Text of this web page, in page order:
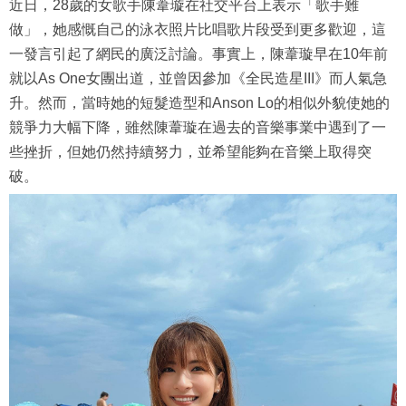
近日，28歲的女歌手陳葦璇在社交平台上表示「歌手難
做」，她感慨自己的泳衣照片比唱歌片段受到更多歡迎，這
一發言引起了網民的廣泛討論。事實上，陳葦璇早在10年前
就以As One女團出道，並曾因參加《全民造星III》而人氣急
升。然而，當時她的短髮造型和Anson Lo的相似外貌使她的
競爭力大幅下降，雖然陳葦璇在過去的音樂事業中遇到了一
些挫折，但她仍然持續努力，並希望能夠在音樂上取得突
破。